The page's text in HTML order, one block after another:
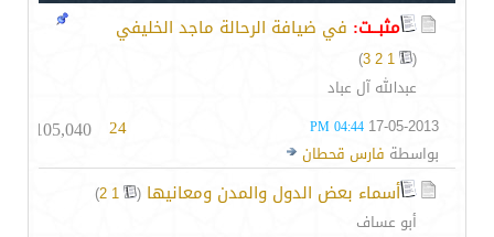
مثبــت: في ضيافة الرحالة ماجد الخليفي
(
1
2
3
)
عبدالله آل عباد
17-05-2013
04:44 PM
بواسطة فارس قحطان
24
105,040
أسماء بعض الدول والمدن ومعانيها (
1
2
)
أبو عساف